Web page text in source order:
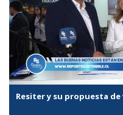
Resiter y su propuesta